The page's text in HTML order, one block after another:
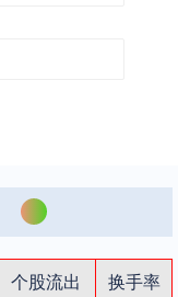
个股流出
换手率